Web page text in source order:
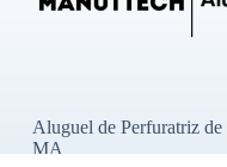
Aluguel de Perfuratriz
MA